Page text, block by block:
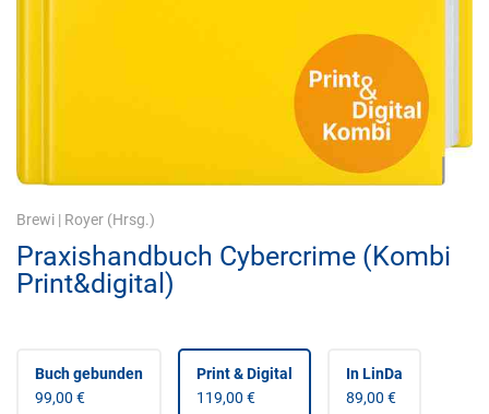
Brewi | Royer (Hrsg.)
Praxishandbuch Cybercrime (Kombi
Print&digital)
Buch gebunden
99,00 €
Print & Digital
119,00 €
In LinDa
89,00 €